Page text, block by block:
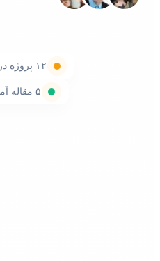
۱۲ پروژه در حال نگارش
۵ مقاله آماده سابمیت